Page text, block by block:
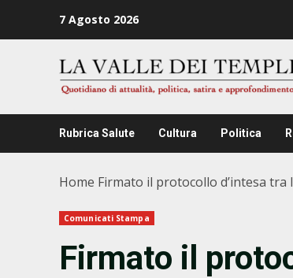
7 Agosto 2026
Rubrica Salute Cultura Politica
Home Firmato il protocollo d’intesa tra
Comunicati Stampa
Firmato il